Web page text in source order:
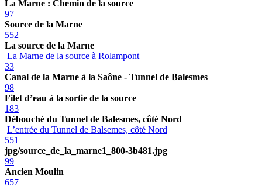
La Marne : Chemin de la source
97
Source de la Marne
552
La source de la Marne
La Marne de la source à Rolampont
33
Canal de la Marne à la Saône - Tunnel de Balesmes
98
Filet d’eau à la sortie de la source
183
Débouché du Tunnel de Balesmes, côté Nord
L’entrée du Tunnel de Balsemes, côté Nord
551
jpg/source_de_la_marne1_800-3b481.jpg
99
Ancien Moulin
657